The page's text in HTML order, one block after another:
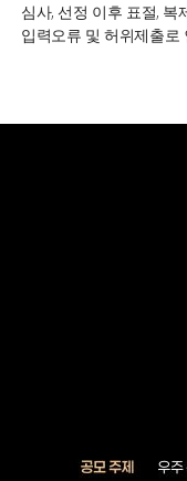
심사, 선정 이후 표절,
입력오류 및 허위제출로